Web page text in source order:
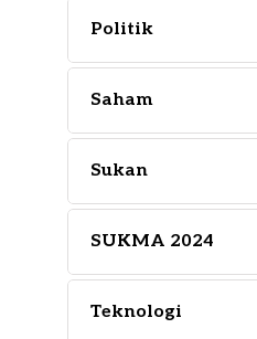
Politik
Saham
Sukan
SUKMA 2024
Teknologi